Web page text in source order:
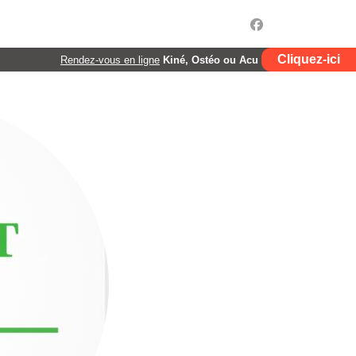
Rendez-vous en ligne Kiné, Ostéo ou Acu Cliquez-ici